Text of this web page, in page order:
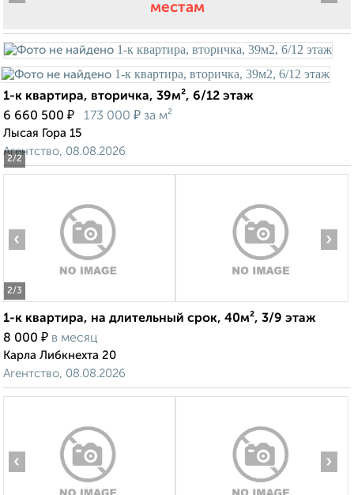
местам
2/2
1-к квартира, вторичка, 39м², 6/12 этаж
6 660 500 ₽ 173 000 ₽ за м²
Лысая Гора 15
Агентство, 08.08.2026
2/3
‹ ›
1-к квартира, на длительный срок, 40м², 3/9 этаж
8 000 ₽ в месяц
Карла Либкнехта 20
Агентство, 08.08.2026
‹ ›